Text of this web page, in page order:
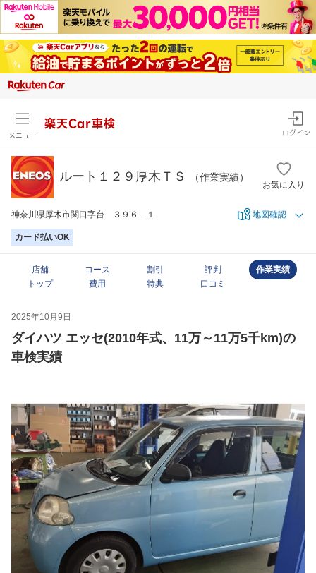
メニュー
楽天Car車検
ログイン
ルート１２９厚木ＴＳ （作業実績）
お気に入り
神奈川県厚木市関口字台 ３９６－１ 地図確認
カード払いOK
店舗
トップ
コース
費用
割引
特典
評判
口コミ
作業実績
2025年10月9日
ダイハツ エッセ(2010年式、11万～11万5千km)の
車検実績